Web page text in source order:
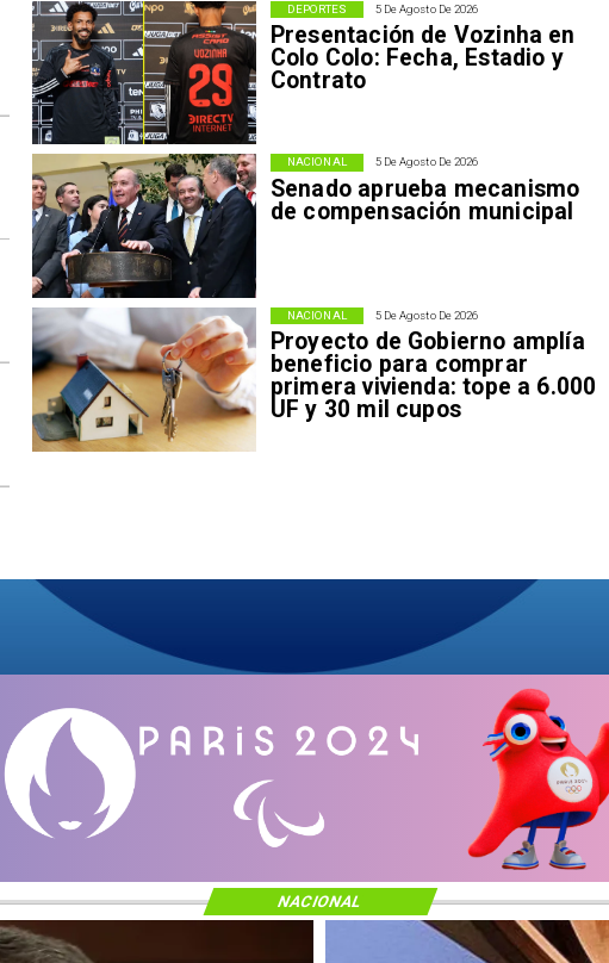
5 De Agosto De 2026
Presentación de Vozinha en
Colo Colo: Fecha, Estadio y
Contrato
DEPORTES
5 De Agosto De 2026
Senado aprueba mecanismo
de compensación municipal
NACIONAL
5 De Agosto De 2026
Proyecto de Gobierno amplía
beneficio para comprar
primera vivienda: tope a 6.000
UF y 30 mil cupos
NACIONAL
NACIONAL